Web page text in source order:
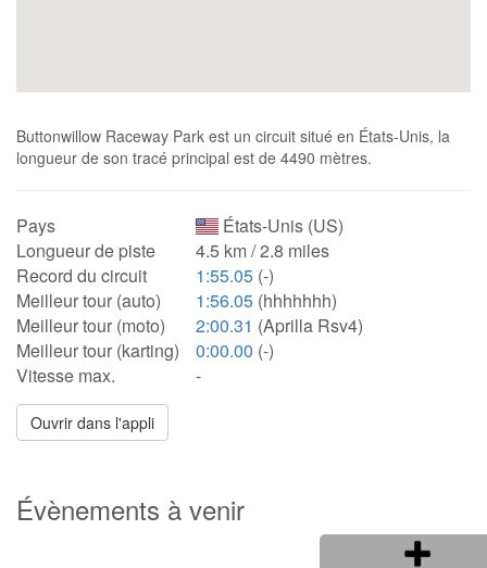
Buttonwillow Raceway Park est un circuit situé en États-Unis, la
longueur de son tracé principal est de 4490 mètres.
Pays
États-Unis (US)
Longueur de piste
4.5 km / 2.8 miles
Record du circuit
1:55.05 (-)
Meilleur tour (auto)
1:56.05 (hhhhhhh)
Meilleur tour (moto)
2:00.31 (Aprilla Rsv4)
Meilleur tour (karting)
0:00.00 (-)
Vitesse max.
-
Ouvrir dans l'appli
Évènements à venir